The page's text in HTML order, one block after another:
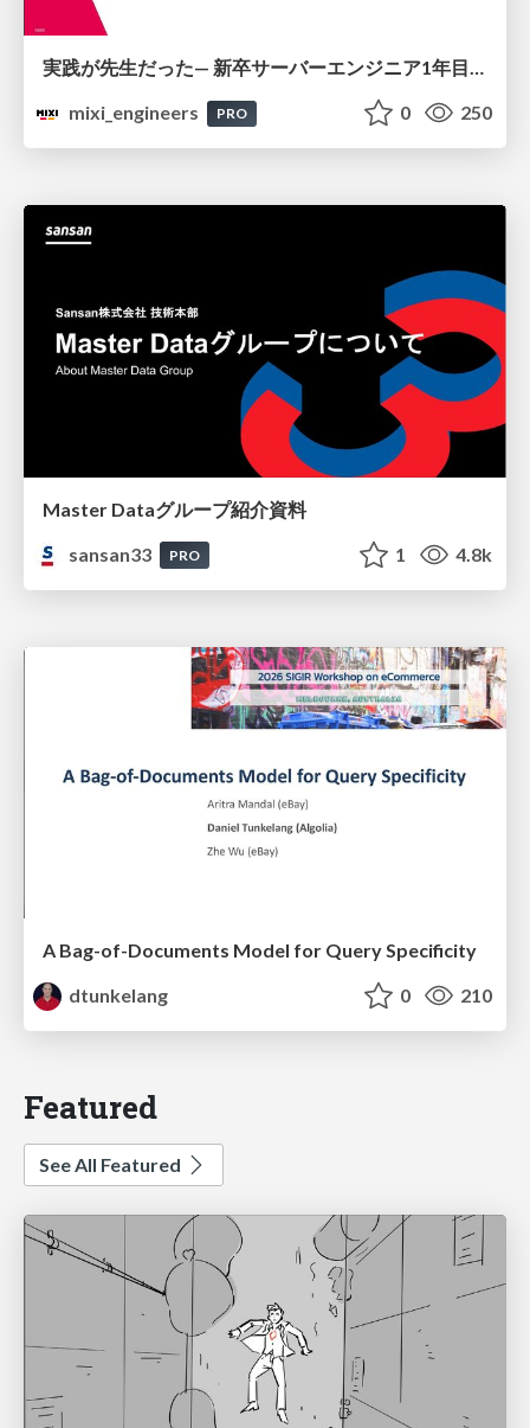
実践が先生だった— 新卒サーバーエンジニア1年目のリアル
mixi_engineers
PRO 0 250
Master Dataグループ紹介資料
sansan33
PRO 1 4.8k
A Bag-of-Documents Model for Query Specificity
dtunkelang
0 210
Featured
See All Featured